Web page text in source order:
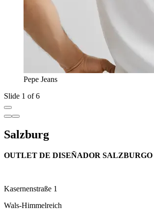
Pepe Jeans
Slide 1 of 6
Salzburg
OUTLET DE DISEÑADOR SALZBURGO
Kasernenstraße 1
Wals-Himmelreich